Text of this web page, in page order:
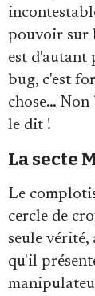
pouvoir sur
est d'autant
bug, c'est
chose…
le dit !
La secte
Le
cercle de
seule vérité,
qu'il